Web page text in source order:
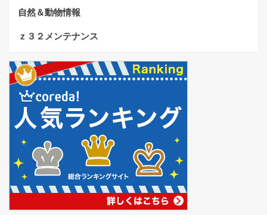
自然＆動物情報
ｚ３２メンテナンス